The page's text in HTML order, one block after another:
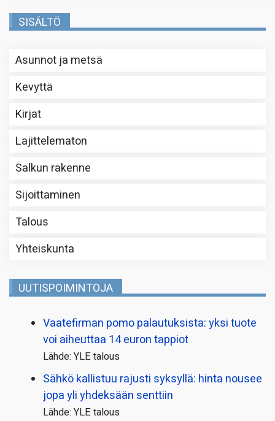
SISÄLTÖ
Asunnot ja metsä
Kevyttä
Kirjat
Lajittelematon
Salkun rakenne
Sijoittaminen
Talous
Yhteiskunta
UUTISPOIMINTOJA
Vaatefirman pomo palautuksista: yksi tuote
voi aiheuttaa 14 euron tappiot
Lähde: YLE talous
Sähkö kallistuu rajusti syksyllä: hinta nousee
jopa yli yhdeksään senttiin
Lähde: YLE talous